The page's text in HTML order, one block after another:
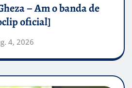
– Am o banda de
oficial]
4, 2026